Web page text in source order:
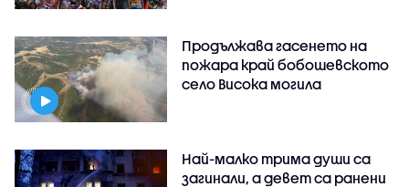
Продължава гасенето на
пожара край бобошевското
село Висока могила
Най-малко трима души са
загинали, а девет са ранени